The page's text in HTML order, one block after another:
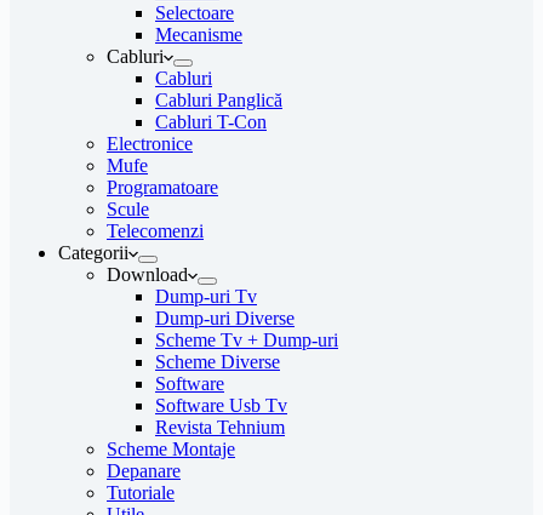
Selectoare
Mecanisme
Cabluri
Cabluri
Cabluri Panglică
Cabluri T-Con
Electronice
Mufe
Programatoare
Scule
Telecomenzi
Categorii
Download
Dump-uri Tv
Dump-uri Diverse
Scheme Tv + Dump-uri
Scheme Diverse
Software
Software Usb Tv
Revista Tehnium
Scheme Montaje
Depanare
Tutoriale